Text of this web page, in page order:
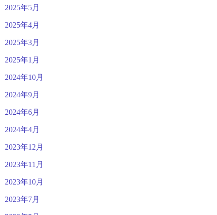
2025年5月
2025年4月
2025年3月
2025年1月
2024年10月
2024年9月
2024年6月
2024年4月
2023年12月
2023年11月
2023年10月
2023年7月